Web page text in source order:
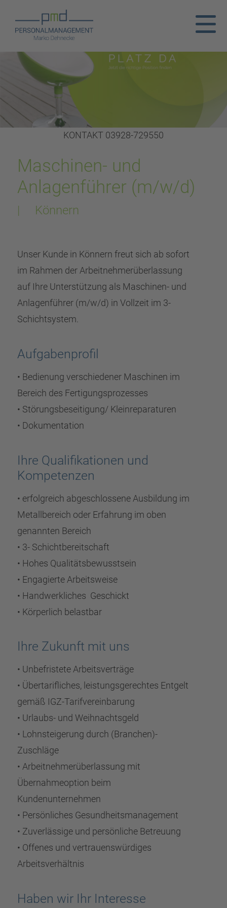
KONTAKT 03928-729550
Maschinen- und
Anlagenführer (m/w/d)
| Könnern
Unser Kunde in Könnern freut sich ab sofort
im Rahmen der Arbeitnehmerüberlassung
auf Ihre Unterstützung als Maschinen- und
Anlagenführer (m/w/d) in Vollzeit im 3-
Schichtsystem.
Aufgabenprofil
• Bedienung verschiedener Maschinen im
Bereich des Fertigungsprozesses
• Störungsbeseitigung/ Kleinreparaturen
• Dokumentation
Ihre Qualifikationen und
Kompetenzen
• erfolgreich abgeschlossene Ausbildung im
Metallbereich oder Erfahrung im oben
genannten Bereich
• 3- Schichtbereitschaft
• Hohes Qualitätsbewusstsein
• Engagierte Arbeitsweise
• Handwerkliches Geschickt
• Körperlich belastbar
Ihre Zukunft mit uns
• Unbefristete Arbeitsverträge
• Übertarifliches, leistungsgerechtes Entgelt
gemäß IGZ-Tarifvereinbarung
• Urlaubs- und Weihnachtsgeld
• Lohnsteigerung durch (Branchen)-
Zuschläge
• Arbeitnehmerüberlassung mit
Übernahmeoption beim
Kundenunternehmen
• Persönliches Gesundheitsmanagement
• Zuverlässige und persönliche Betreuung
• Offenes und vertrauenswürdiges
Arbeitsverhältnis
Haben wir Ihr Interesse